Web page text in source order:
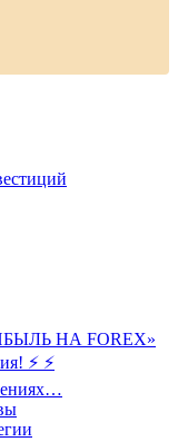
НА FOREX»
⚡ ⚡